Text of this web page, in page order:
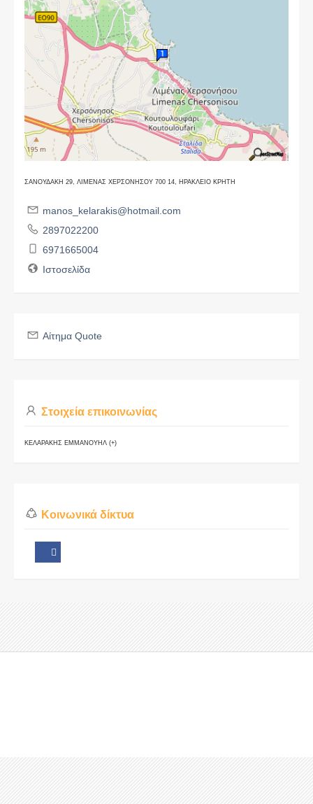
ΣΑΝΟΥΔΑΚΗ 29, ΛΙΜΕΝΑΣ ΧΕΡΣΟΝΗΣΟΥ 700 14, ΗΡΑΚΛΕΙΟ ΚΡΗΤΗ
manos_kelarakis@hotmail.com
2897022200
6971665004
Ιστοσελίδα
Αίτημα Quote
Στοιχεία επικοινωνίας
ΚΕΛΑΡΑΚΗΣ ΕΜΜΑΝΟΥΗΛ (+)
Κοινωνικά δίκτυα